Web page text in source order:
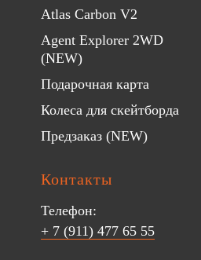
Atlas Carbon V2
Agent Explorer 2WD
(NEW)
Подарочная карта
Колеса для скейтборда
Предзаказ (NEW)
Контакты
Телефон:
+ 7 (911) 477 65 55